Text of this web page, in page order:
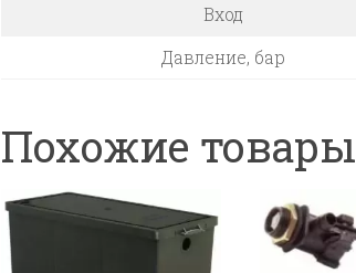
Вход
Давление, бар
Похожие товары